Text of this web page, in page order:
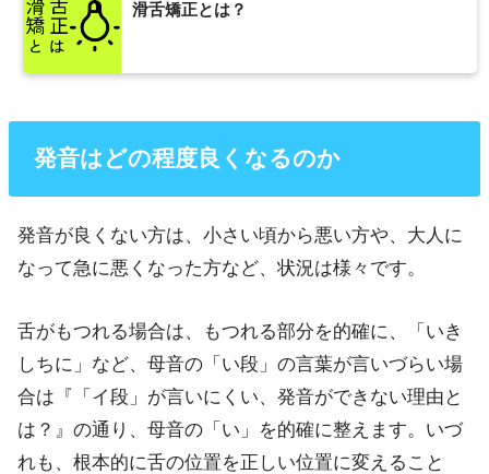
滑舌矯正とは？
発音はどの程度良くなるのか
発音が良くない方は、小さい頃から悪い方や、大人に
なって急に悪くなった方など、状況は様々です。
舌がもつれる場合は、もつれる部分を的確に、「いき
しちに」など、母音の「い段」の言葉が言いづらい場
合は『「イ段」が言いにくい、発音ができない理由と
は？』の通り、母音の「い」を的確に整えます。いづ
れも、根本的に舌の位置を正しい位置に変えること